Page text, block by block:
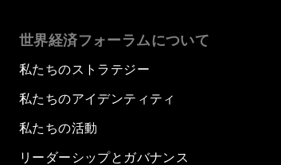
世界経済フォーラムについて
私たちのストラテジー
私たちのアイデンティティ
私たちの活動
リーダーシップとガバナンス